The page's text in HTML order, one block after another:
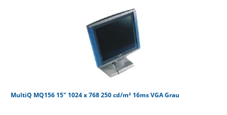
MultiQ MQ156 15" 1024 x 768 250 cd/m² 16ms VGA Grau